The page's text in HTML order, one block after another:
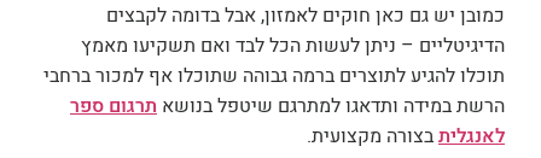
כמובן יש גם כאן חוקים לאמזון, אבל בדומה לקבצים
הדיגיטליים – ניתן לעשות הכל לבד ואם תשקיעו מאמץ
תוכלו להגיע לתוצרים ברמה גבוהה שתוכלו אף למכור ברחבי
הרשת במידה ותדאגו למתרגם שיטפל בנושא תרגום ספר
לאנגליתבצורה מקצועית.